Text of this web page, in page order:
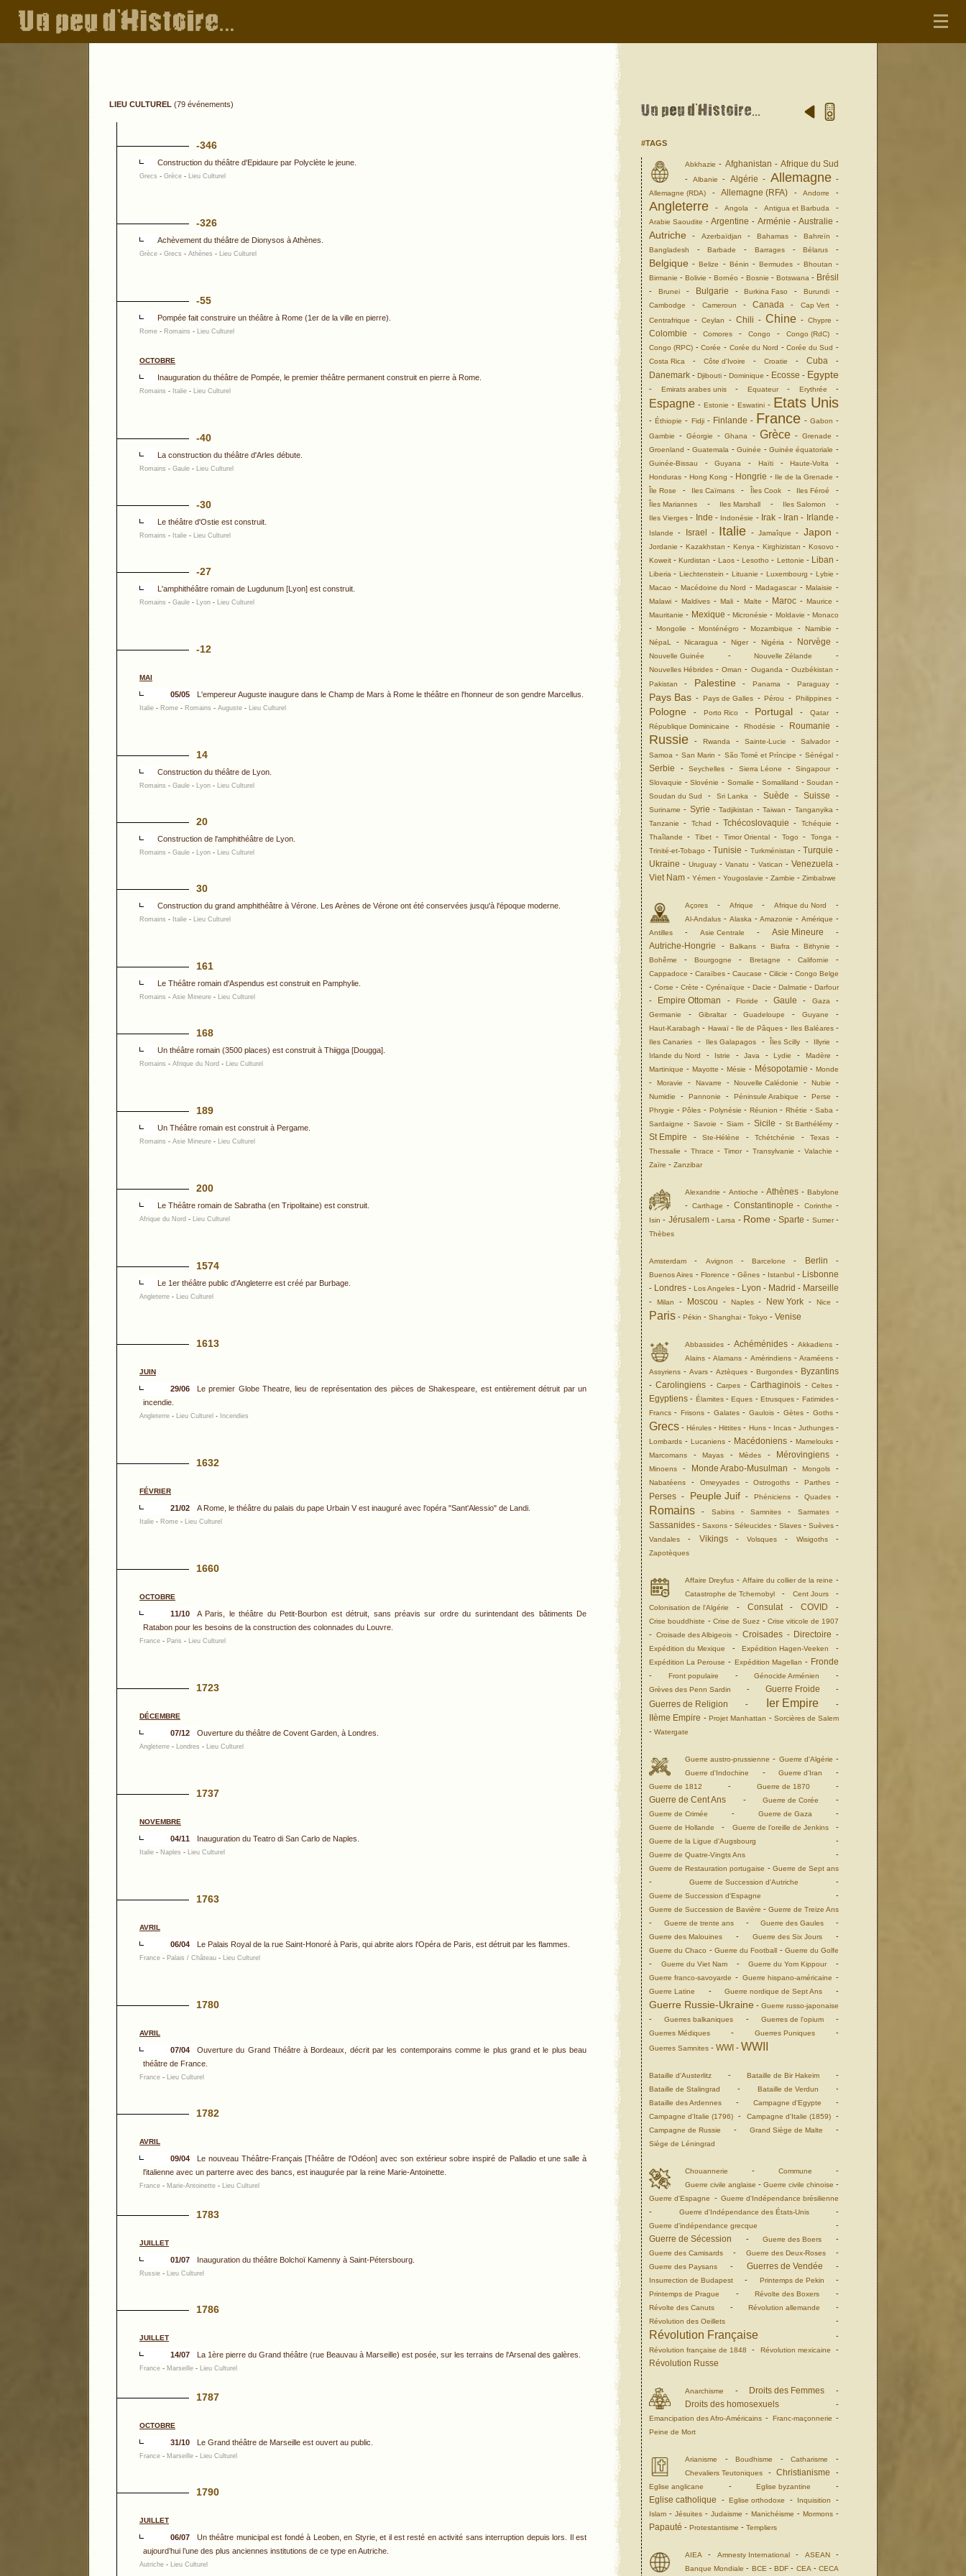
#TAGS
Abkhazie - Afghanistan - Afrique du Sud
- Albanie - Algérie - Allemagne-
Allemagne (RDA) -Allemagne (RFA) -Andorre -
Angleterre - Angola - Antigua et Barbuda -
Arabie Saoudite -Argentine - Arménie -Australie -
Autriche - Azerbaïdjan - Bahamas- Bahreïn -
Bangladesh -Barbade - Barrages-Bélarus -
Belgique -Belize - Bénin -Bermudes - Bhoutan -
Birmanie -Bolivie -Bornéo - Bosnie - Botswana - Brésil
- Brunei- Bulgarie -Burkina Faso -Burundi -
Cambodge - Cameroun -Canada - Cap Vert-
Centrafrique - Ceylan - Chili - Chine - Chypre -
Colombie - Comores - Congo - Congo (RdC) -
Congo (RPC) -Corée - Corée du Nord -Corée du Sud -
Costa Rica - Côte d'Ivoire - Croatie - Cuba -
Danemark - Djibouti - Dominique - Ecosse - Egypte
- Emirats arabes unis- Equateur- Erythrée -
Espagne - Estonie - Eswatini - Etats Unis
-Éthiopie - Fidji- Finlande - France - Gabon -
Gambie -Géorgie -Ghana - Grèce- Grenade -
Groenland -Guatemala -Guinée -Guinée équatoriale -
Guinée-Bissau -Guyana - Haïti-Haute-Volta -
Honduras -Hong Kong - Hongrie - Ile de la Grenade -
Île Rose - Iles Caïmans - Îles Cook- Iles Féroé -
Îles Mariannes - Iles Marshall - Iles Salomon -
Iles Vierges - Inde - Indonésie - Irak - Iran - Irlande -
Islande - Israel - Italie -Jamaîque - Japon -
Jordanie - Kazakhstan - Kenya - Kirghizistan - Kosovo -
Koweit -Kurdistan - Laos-Lesotho - Lettonie - Liban -
Liberia - Liechtenstein - Lituanie - Luxembourg - Lybie -
Macao -Macédoine du Nord -Madagascar-Malaisie -
Malawi -Maldives -Mali - Malte - Maroc- Maurice -
Mauritanie - Mexique - Micronésie - Moldavie - Monaco
-Mongolie - Monténégro -Mozambique - Namibie -
NépaL - Nicaragua - Niger- Nigéria - Norvège -
Nouvelle Guinée -Nouvelle Zélande -
Nouvelles Hébrides -Oman - Ouganda - Ouzbékistan -
Pakistan - Palestine - Panama - Paraguay-
Pays Bas - Pays de Galles-Pérou -Philippines -
Pologne - Porto Rico - Portugal -Qatar-
République Dominicaine - Rhodésie - Roumanie -
Russie - Rwanda - Sainte-Lucie - Salvador-
Samoa -San Marin - São Tomé et Príncipe - Sénégal-
Serbie -Seychelles - Sierra Léone -Singapour-
Slovaquie -Slovénie - Somalie -Somaliland -Soudan -
Soudan du Sud -Sri Lanka - Suède - Suisse -
Suriname - Syrie -Tadjikistan -Taiwan - Tanganyika -
Tanzanie - Tchad -Tchécoslovaquie - Tchéquie -
Thaîlande - Tibet- Timor Oriental- Togo - Tonga -
Trinité-et-Tobago -Tunisie - Turkménistan -Turquie -
Ukraine -Uruguay -Vanatu - Vatican - Venezuela -
Viet Nam - Yémen - Yougoslavie - Zambie - Zimbabwe
Açores - Afrique -Afrique du Nord -
Al-Andalus - Alaska -Amazonie -Amérique -
Antilles - Asie Centrale - Asie Mineure -
Autriche-Hongrie -Balkans - Biafra -Bithynie -
Bohême -Bourgogne - Bretagne - Californie -
Cappadoce - Caraïbes - Caucase - Cilicie - Congo Belge
-Corse -Crète -Cyrénaïque - Dacie - Dalmatie -Darfour
- Empire Ottoman -Floride - Gaule - Gaza -
Germanie - Gibraltar-Guadeloupe -Guyane -
Haut-Karabagh - Hawaï- Ile de Pâques - Iles Baléares-
Iles Canaries - Iles Galapagos -Îles Scilly - Illyrie -
Irlande du Nord - Istrie -Java -Lydie - Madère -
Martinique - Mayotte - Mésie - Mésopotamie - Monde
- Moravie - Navarre -Nouvelle Calédonie -Nubie -
Numidie - Pannonie - Péninsule Arabique - Perse -
Phrygie -Pôles - Polynésie - Réunion -Rhétie -Saba -
Sardaigne -Savoie -Siam - Sicile - St Barthélémy-
St Empire -Ste-Hélène -Tchétchénie -Texas -
Thessalie -Thrace -Timor- Transylvanie - Valachie -
Zaïre - Zanzibar
Alexandrie - Antioche -Athènes -Babylone
- Carthage - Constantinople - Corinthe -
Isin - Jérusalem-Larsa - Rome - Sparte - Sumer-
Thèbes
Amsterdam - Avignon -Barcelone - Berlin -
Buenos Aires - Florence - Gênes - Istanbul - Lisbonne
- Londres - Los Angeles - Lyon - Madrid - Marseille
- Milan - Moscou - Naples- New York -Nice -
Paris - Pékin - Shanghai - Tokyo - Venise
Abbassides - Achéménides - Akkadiens -
Alains -Alamans - Amérindiens-Araméens -
Assyriens - Avars- Aztèques - Burgondes- Byzantins
-Carolingiens - Carpes-Carthaginois - Celtes-
Egyptiens - Élamites-Eques -Etrusques - Fatimides-
Francs - Frisons- Galates- Gaulois- Gètes- Goths-
Grecs -Hérules -Hittites - Huns- Incas- Juthunges-
Lombards - Lucaniens - Macédoniens - Mamelouks -
Marcomans -Mayas -Mèdes - Mérovingiens -
Minoens - Monde Arabo-Musulman - Mongols -
Nabatéens - Omeyyades-Ostrogoths -Parthes -
Perses - Peuple Juif- Phéniciens- Quades-
Romains - Sabins-Samnites - Sarmates-
Sassanides -Saxons -Séleucides - Slaves- Suèves-
Vandales - Vikings-Volsques - Wisigoths-
Zapotèques
Affaire Dreyfus - Affaire du collier de la reine -
Catastrophe de Tchernobyl - Cent Jours-
Colonisation de l'Algérie - Consulat-COVID -
Crise bouddhiste - Crise de Suez - Crise viticole de 1907
- Croisade des Albigeois-Croisades - Directoire -
Expédition du Mexique -Expédition Hagen-Veeken -
Expédition La Perouse - Expédition Magellan - Fronde
- Front populaire -Génocide Arménien -
Grèves des Penn Sardin - Guerre Froide -
Guerres de Religion - Ier Empire-
IIème Empire - Projet Manhattan - Sorcières de Salem
- Watergate
Guerre austro-prussienne - Guerre d'Algérie -
Guerre d'Indochine -Guerre d'Iran -
Guerre de 1812 - Guerre de 1870 -
Guerre de Cent Ans -Guerre de Corée -
Guerre de Crimée - Guerre de Gaza -
Guerre de Hollande - Guerre de l'oreille de Jenkins-
Guerre de la Ligue d'Augsbourg -
Guerre de Quatre-Vingts Ans -
Guerre de Restauration portugaise - Guerre de Sept ans
- Guerre de Succession d'Autriche -
Guerre de Succession d'Espagne -
Guerre de Succession de Bavière - Guerre de Treize Ans
- Guerre de trente ans-Guerre des Gaules -
Guerre des Malouines - Guerre des Six Jours -
Guerre du Chaco - Guerre du Football - Guerre du Golfe
- Guerre du Viet Nam-Guerre du Yom Kippour-
Guerre franco-savoyarde - Guerre hispano-américaine -
Guerre Latine -Guerre nordique de Sept Ans -
Guerre Russie-Ukraine - Guerre russo-japonaise
-Guerres balkaniques - Guerres de l'opium-
Guerres Médiques - Guerres Puniques -
Guerres Samnites - WWI - WWII
Bataille d'Austerlitz -Bataille de Bir Hakeim -
Bataille de Stalingrad - Bataille de Verdun -
Bataille des Ardennes - Campagne d'Egypte -
Campagne d'Italie (1796) - Campagne d'Italie (1859)-
Campagne de Russie - Grand Siège de Malte -
Siège de Léningrad
Chouannerie - Commune -
Guerre civile anglaise - Guerre civile chinoise -
Guerre d'Espagne - Guerre d'Indépendance brésilienne
- Guerre d'Indépendance des États-Unis-
Guerre d'indépendance grecque -
Guerre de Sécession -Guerre des Boers -
Guerre des Camisards - Guerre des Deux-Roses -
Guerre des Paysans - Guerres de Vendée -
Insurrection de Budapest - Printemps de Pekin -
Printemps de Prague -Révolte des Boxers -
Révolte des Canuts -Révolution allemande -
Révolution des Oeillets -
Révolution Française -
Révolution française de 1848 - Révolution mexicaine -
Révolution Russe
Anarchisme - Droits des Femmes -
Droits des homosexuels -
Emancipation des Afro-Américains - Franc-maçonnerie -
Peine de Mort
Arianisme -Boudhisme -Catharisme -
Chevaliers Teutoniques -Christianisme -
Eglise anglicane -Eglise byzantine -
Eglise catholique -Eglise orthodoxe - Inquisition -
Islam - Jésuites - Judaisme - Manichéisme - Mormons -
Papauté - Protestantisme - Templiers
AIEA - Amnesty International- ASEAN-
Banque Mondiale - BCE - BDF - CEA - CECA
LIEU CULTUREL (79 événements)
-346
Construction du théâtre d'Epidaure par Polyclète le jeune.
Grecs - Grèce - Lieu Culturel
-326
Achèvement du théâtre de Dionysos à Athènes.
Grèce - Grecs - Athènes - Lieu Culturel
-55
Pompée fait construire un théâtre à Rome (1er de la ville en pierre).
Rome - Romains - Lieu Culturel
OCTOBRE
Inauguration du théâtre de Pompée, le premier théâtre permanent construit en pierre à Rome.
Romains - Italie - Lieu Culturel
-40
La construction du théâtre d'Arles débute.
Romains - Gaule - Lieu Culturel
-30
Le théâtre d'Ostie est construit.
Romains - Italie - Lieu Culturel
-27
L'amphithéâtre romain de Lugdunum [Lyon] est construit.
Romains - Gaule - Lyon - Lieu Culturel
-12
MAI
05/05 L'empereur Auguste inaugure dans le Champ de Mars à Rome le théâtre en l'honneur de son gendre Marcellus.
Italie - Rome - Romains - Auguste - Lieu Culturel
14
Construction du théâtre de Lyon.
Romains - Gaule - Lyon - Lieu Culturel
20
Construction de l'amphithéâtre de Lyon.
Romains - Gaule - Lyon - Lieu Culturel
30
Construction du grand amphithéâtre à Vérone. Les Arènes de Vérone ont été conservées jusqu'à l'époque moderne.
Romains - Italie - Lieu Culturel
161
Le Théâtre romain d'Aspendus est construit en Pamphylie.
Romains - Asie Mineure - Lieu Culturel
168
Un théâtre romain (3500 places) est construit à Thiigga [Dougga].
Romains - Afrique du Nord - Lieu Culturel
189
Un Théâtre romain est construit à Pergame.
Romains - Asie Mineure - Lieu Culturel
200
Le Théâtre romain de Sabratha (en Tripolitaine) est construit.
Afrique du Nord - Lieu Culturel
1574
Le 1er théâtre public d'Angleterre est créé par Burbage.
Angleterre - Lieu Culturel
1613
JUIN
29/06
Le premier Globe Theatre, lieu de représentation des pièces de Shakespeare, est entièrement détruit par un
incendie.
Angleterre - Lieu Culturel - Incendies
1632
FÉVRIER
21/02 A Rome, le théâtre du palais du pape Urbain V est inauguré avec l'opéra "Sant'Alessio" de Landi.
Italie - Rome - Lieu Culturel
1660
OCTOBRE
11/10
A Paris, le théâtre du Petit-Bourbon est détruit, sans préavis sur ordre du surintendant des bâtiments De
Ratabon pour les besoins de la construction des colonnades du Louvre.
France - Paris - Lieu Culturel
1723
DÉCEMBRE
07/12 Ouverture du théâtre de Covent Garden, à Londres.
Angleterre - Londres - Lieu Culturel
1737
NOVEMBRE
04/11 Inauguration du Teatro di San Carlo de Naples.
Italie - Naples - Lieu Culturel
1763
AVRIL
06/04 Le Palais Royal de la rue Saint-Honoré à Paris, qui abrite alors l'Opéra de Paris, est détruit par les flammes.
France - Palais / Château - Lieu Culturel
1780
AVRIL
07/04
Ouverture du Grand Théâtre à Bordeaux, décrit par les contemporains comme le plus grand et le plus beau
théâtre de France.
France - Lieu Culturel
1782
AVRIL
09/04
Le nouveau Théâtre-Français [Théâtre de l'Odéon] avec son extérieur sobre inspiré de Palladio et une salle à
l'italienne avec un parterre avec des bancs, est inaugurée par la reine Marie-Antoinette.
France - Marie-Antoinette - Lieu Culturel
1783
JUILLET
01/07 Inauguration du théâtre Bolchoï Kamenny à Saint-Pétersbourg.
Russie - Lieu Culturel
1786
JUILLET
14/07 La 1ère pierre du Grand théâtre (rue Beauvau à Marseille) est posée, sur les terrains de l'Arsenal des galères.
France - Marseille - Lieu Culturel
1787
OCTOBRE
31/10 Le Grand théâtre de Marseille est ouvert au public.
France - Marseille - Lieu Culturel
1790
JUILLET
06/07
Un théâtre municipal est fondé à Leoben, en Styrie, et il est resté en activité sans interruption depuis lors. Il est
aujourd’hui l’une des plus anciennes institutions de ce type en Autriche.
Autriche - Lieu Culturel